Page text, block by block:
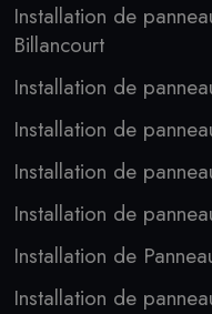
Installation de
Billancourt
Installation de
Installation de
Installation de
Installation de
Installation de
Installation de